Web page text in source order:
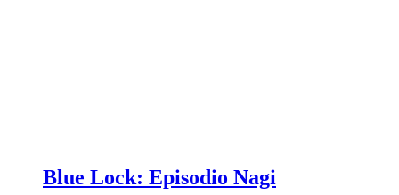
Blue Lock: Episodio Nagi